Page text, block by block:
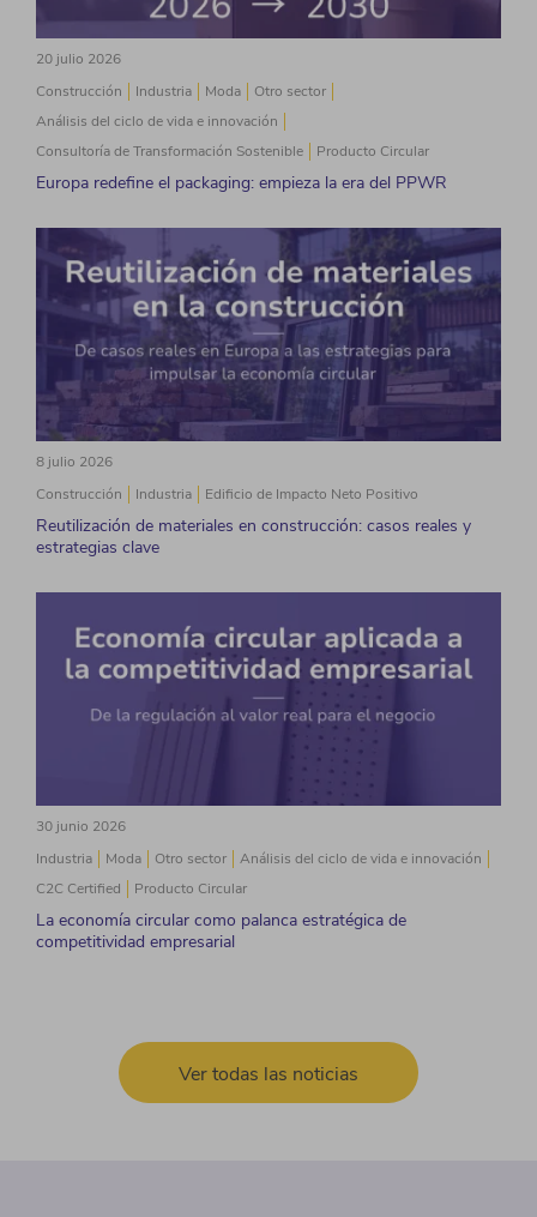
20 julio 2026
Construcción
Industria Moda
Otro sector
Análisis del ciclo de vida e innovación
Consultoría de Transformación Sostenible
Producto Circular
Europa redefine el packaging: empieza la era del PPWR
8 julio 2026
Construcción
Industria Edificio de Impacto Neto Positivo
Reutilización de materiales en construcción: casos reales y
estrategias clave
30 junio 2026
Industria
Moda Otro sector
Análisis del ciclo de vida e innovación
C2C Certified
Producto Circular
La economía circular como palanca estratégica de
competitividad empresarial
Ver todas las noticias